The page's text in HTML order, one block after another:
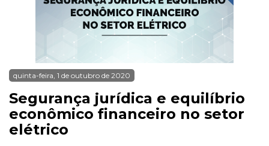
quinta-feira, 1 de outubro de 2020
Segurança jurídica e equilíbrio
econômico financeiro no setor
elétrico